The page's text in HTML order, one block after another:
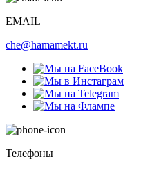
EMAIL
che@hamamekt.ru
Телефоны